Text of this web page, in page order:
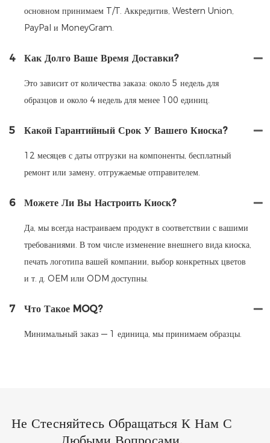
основном принимаем T/T. Аккредитив, Western Union,
PayPal и MoneyGram.
4 Как Долго Ваше Время Доставки?
Это зависит от количества заказа: около 5 недель для
образцов и около 4 недель для менее 100 единиц.
5 Какой Гарантийный Срок У Вашего Киоска?
12 месяцев с даты отгрузки на компоненты, бесплатный
ремонт или замену, отгружаемые отправителем.
6 Можете Ли Вы Настроить Киоск?
Да, мы всегда настраиваем продукт в соответствии с вашими
требованиями. В том числе изменение внешнего вида киоска,
печать логотипа вашей компании, выбор конкретных цветов
и т. д. OEM или ODM доступны.
7 Что Такое MOQ?
Минимальный заказ — 1 единица, мы принимаем образцы.
Не Стесняйтесь Обращаться К Нам С